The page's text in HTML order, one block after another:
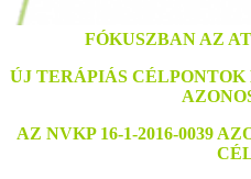
FÓKUSZBAN AZ
ÚJ TERÁPIÁS
AZ NVKP 16-1-2016-0039